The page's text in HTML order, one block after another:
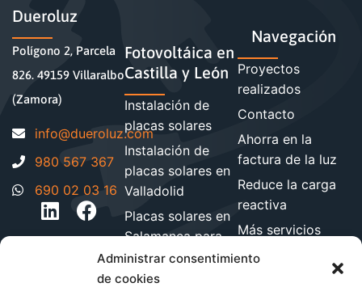
Administrar consentimiento
de cookies
Dueroluz
Polígono 2, Parcela
826. 49159 Villaralbo
(Zamora)
moc.zuloreud@ofni
980 567 367
690 02 03 16
Fotovoltáica en
Castilla y León
Instalación de
placas solares
Instalación de
placas solares en
Valladolid
Placas solares en
Salamanca para
hogares y
empresa
Navegación
Proyectos
realizados
Contacto
Ahorra en la
factura de la luz
Reduce la carga
reactiva
Más servicios
energéticos
Blog de energía y